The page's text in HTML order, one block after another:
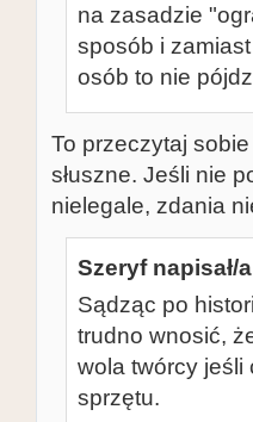
na zasadzie
sposób i
osób to nie
To przeczytaj
słuszne. Jeśli nie
nielegale, zdania
Szeryf napisał/
Sądząc po
trudno wnosić,
wola twórcy
sprzętu.